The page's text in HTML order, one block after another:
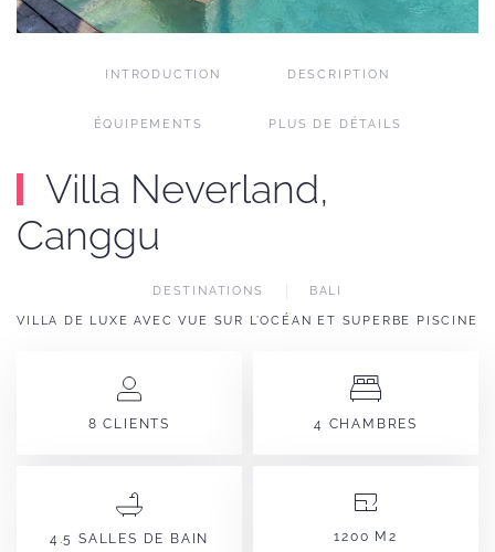
INTRODUCTION DESCRIPTION
ÉQUIPEMENTS PLUS DE DÉTAILS
Villa Neverland,
Canggu
DESTINATIONS BALI
VILLA DE LUXE AVEC VUE SUR L’OCÉAN ET SUPERBE PISCINE
8 CLIENTS 4 CHAMBRES
4.5 SALLES DE BAIN 1200 M2